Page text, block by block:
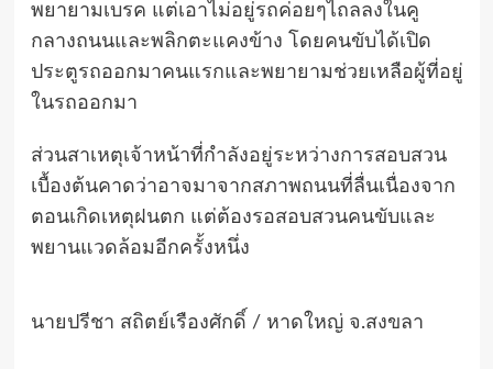
พยายามเบรค แต่เอาไม่อยู่รถค่อยๆไถลลงในคู
กลางถนนและพลิกตะแคงข้าง โดยคนขับได้เปิด
ประตูรถออกมาคนแรกและพยายามช่วยเหลือผู้ที่อยู่
ในรถออกมา
ส่วนสาเหตุเจ้าหน้าที่กำลังอยู่ระหว่างการสอบสวน
เบื้องต้นคาดว่าอาจมาจากสภาพถนนที่ลื่นเนื่องจาก
ตอนเกิดเหตุฝนตก แต่ต้องรอสอบสวนคนขับและ
พยานแวดล้อมอีกครั้งหนึ่ง
นายปรีชา สถิตย์เรืองศักดิ์ / หาดใหญ่ จ.สงขลา